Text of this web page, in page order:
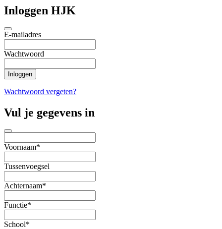
Inloggen HJK
E-mailadres
Wachtwoord
Wachtwoord vergeten?
Vul je gegevens in
Voornaam*
Tussenvoegsel
Achternaam*
Functie*
School*